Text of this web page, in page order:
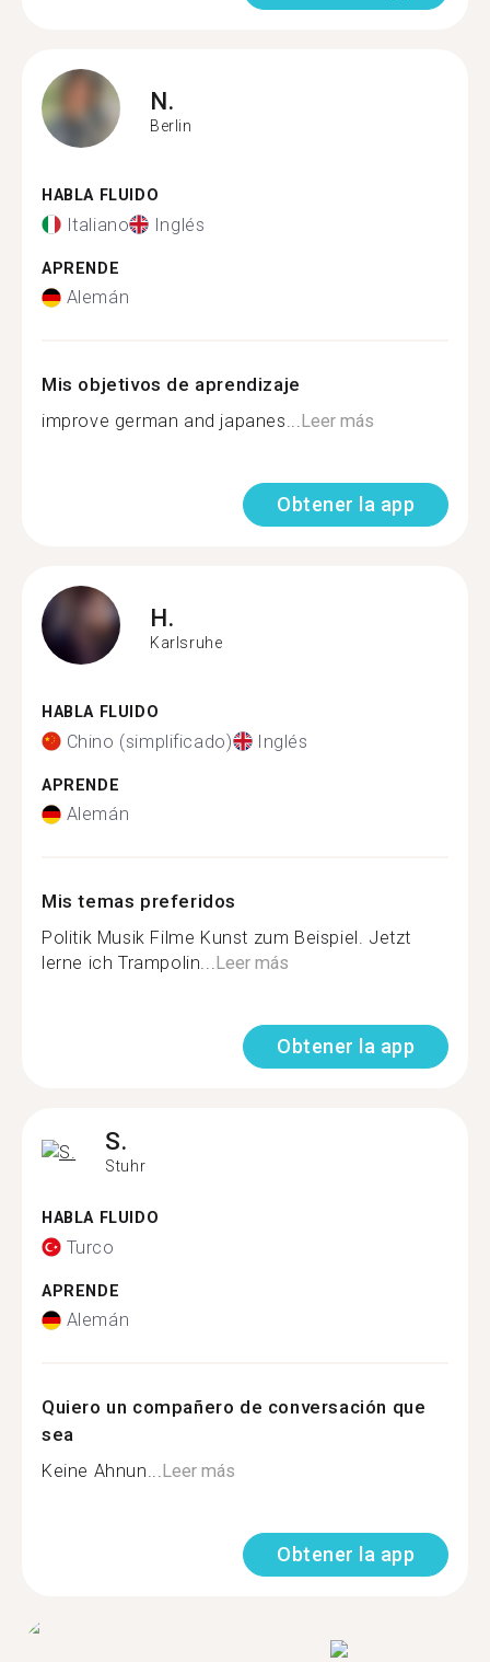
N.
Berlin
HABLA FLUIDO
Italiano Inglés
APRENDE
Alemán
Mis objetivos de aprendizaje
improve german and japanes...Leer más
Obtener la app
H.
Karlsruhe
HABLA FLUIDO
Chino (simplificado) Inglés
APRENDE
Alemán
Mis temas preferidos
Politik Musik Filme Kunst zum Beispiel. Jetzt
lerne ich Trampolin...Leer más
Obtener la app
S.
Stuhr
HABLA FLUIDO
Turco
APRENDE
Alemán
Quiero un compañero de conversación que
sea
Keine Ahnun...Leer más
Obtener la app